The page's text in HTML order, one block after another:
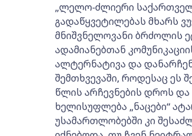
„ლელო-ძლიერი
გადაწყვეტილებას მხარს
მნიშვნელოვანი ბრძოლის
ადამიანებთან
ალტერნატივა და
შემთხვევაში, როდესაც ეს
წლის არჩევნების დროს და
ხელისუფლება „ნაცები“
უსამართლობებში კი